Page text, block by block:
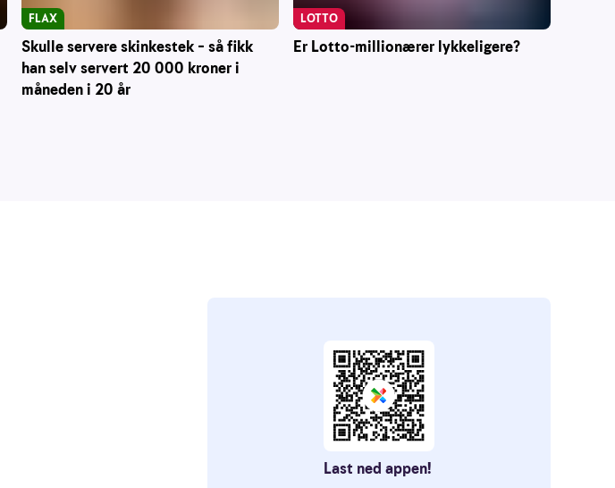
Skulle servere skinkestek – så fikk
han selv servert 20 000 kroner i
måneden i 20 år
FLAX
Er Lotto-millionærer lykkeligere?
LOTTO
Last ned appen!